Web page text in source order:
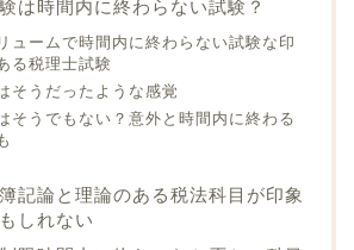
は時間内に終わらない試験？
ュームで時間内に終わらない試験な印
る税理士試験
そうだったような感覚
そうでもない？意外と時間内に終わる
記論と理論のある税法科目が印象
しれない